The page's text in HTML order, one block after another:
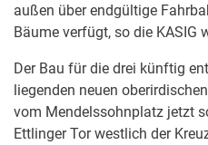
außen über endgültige
Bäume verfügt, so die KASIG
Der Bau für die drei künftig
liegenden neuen
vom Mendelssohnplatz jetzt
Ettlinger Tor westlich der